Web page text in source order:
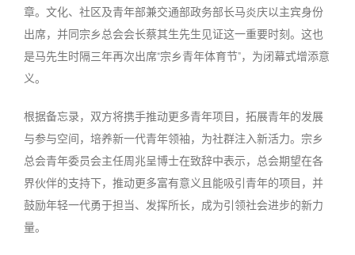
章。文化、社区及青年部兼交通部政务部长马炎庆以主宾身份
出席，并同宗乡总会会长蔡其生先生见证这一重要时刻。这也
是马先生时隔三年再次出席“宗乡青年体育节”，为闭幕式增添意
义。
根据备忘录，双方将携手推动更多青年项目，拓展青年的发展
与参与空间，培养新一代青年领袖，为社群注入新活力。宗乡
总会青年委员会主任周兆呈博士在致辞中表示，总会期望在各
界伙伴的支持下，推动更多富有意义且能吸引青年的项目，并
鼓励年轻一代勇于担当、发挥所长，成为引领社会进步的新力
量。